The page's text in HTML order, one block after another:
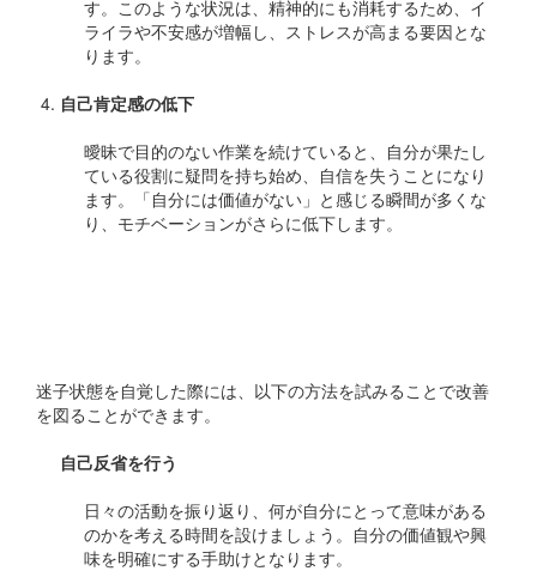
す。このような状況は、精神的にも消耗するため、イ
ライラや不安感が増幅し、ストレスが高まる要因とな
ります。
自己肯定感の低下
曖昧で目的のない作業を続けていると、自分が果たし
ている役割に疑問を持ち始め、自信を失うことになり
ます。「自分には価値がない」と感じる瞬間が多くな
り、モチベーションがさらに低下します。
迷子状態を自覚した際には、以下の方法を試みることで改善
を図ることができます。
自己反省を行う
日々の活動を振り返り、何が自分にとって意味がある
のかを考える時間を設けましょう。自分の価値観や興
味を明確にする手助けとなります。